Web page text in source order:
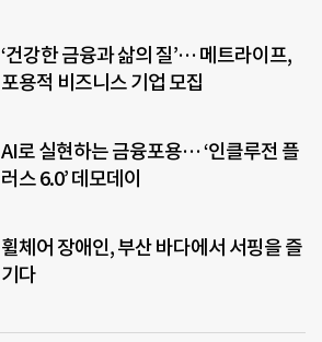
‘건강한 금융과 삶의 질’… 메트라이프,
포용적 비즈니스 기업 모집
AI로 실현하는 금융포용… ‘인클루전 플
러스 6.0’ 데모데이
휠체어 장애인, 부산 바다에서 서핑을 즐
기다